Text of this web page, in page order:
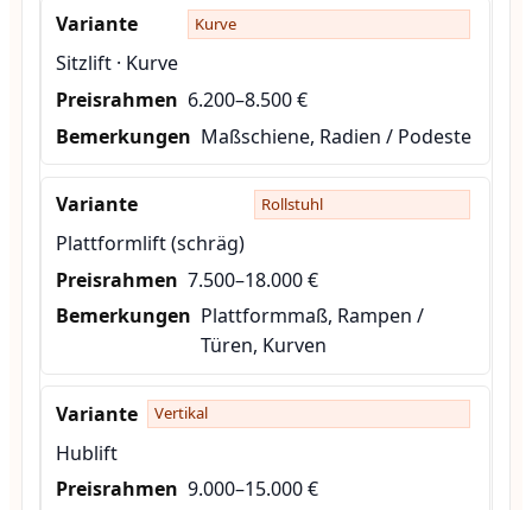
Kurve
Sitzlift · Kurve
6.200–8.500 €
Maßschiene, Radien / Podeste
Rollstuhl
Plattformlift (schräg)
7.500–18.000 €
Plattformmaß, Rampen /
Türen, Kurven
Vertikal
Hublift
9.000–15.000 €